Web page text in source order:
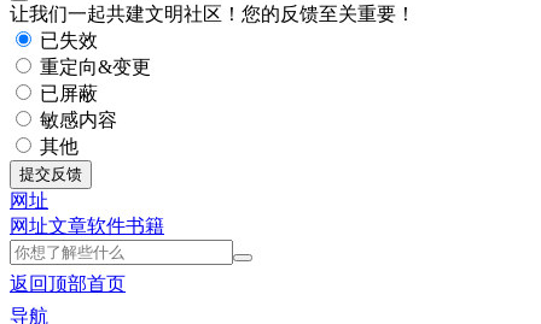
让我们一起共建文明社区！您的反馈至关重要！
已失效
重定向&变更
已屏蔽
敏感内容
其他
提交反馈
网址
网址文章软件书籍
返回顶部首页
导航